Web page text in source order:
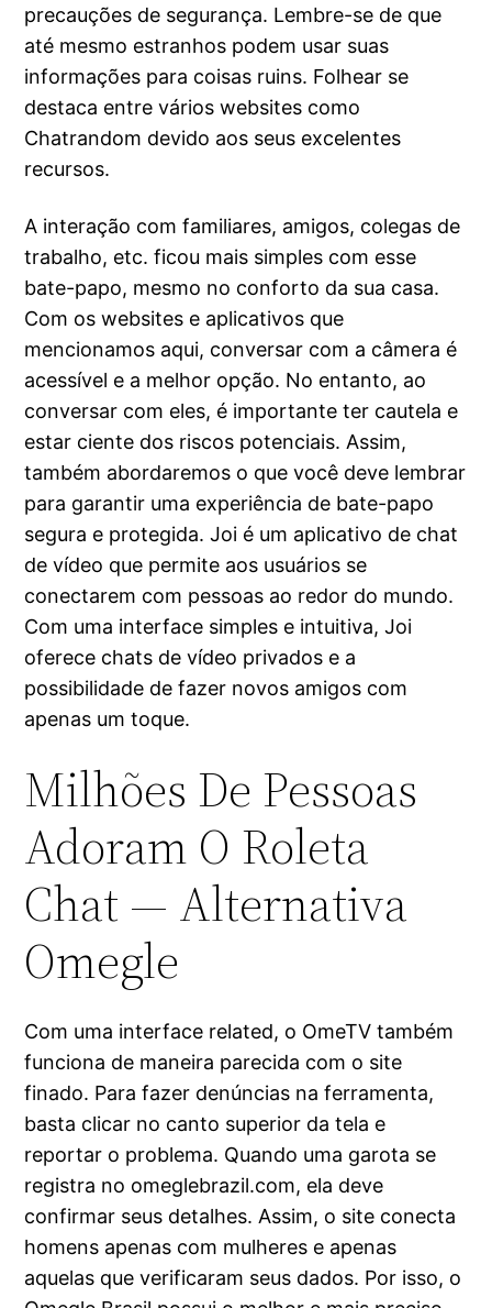
precauções de segurança. Lembre-se de que
até mesmo estranhos podem usar suas
informações para coisas ruins. Folhear se
destaca entre vários websites como
Chatrandom devido aos seus excelentes
recursos.
A interação com familiares, amigos, colegas de
trabalho, etc. ficou mais simples com esse
bate-papo, mesmo no conforto da sua casa.
Com os websites e aplicativos que
mencionamos aqui, conversar com a câmera é
acessível e a melhor opção. No entanto, ao
conversar com eles, é importante ter cautela e
estar ciente dos riscos potenciais. Assim,
também abordaremos o que você deve lembrar
para garantir uma experiência de bate-papo
segura e protegida. Joi é um aplicativo de chat
de vídeo que permite aos usuários se
conectarem com pessoas ao redor do mundo.
Com uma interface simples e intuitiva, Joi
oferece chats de vídeo privados e a
possibilidade de fazer novos amigos com
apenas um toque.
Milhões De Pessoas
Adoram O Roleta
Chat — Alternativa
Omegle
Com uma interface related, o OmeTV também
funciona de maneira parecida com o site
finado. Para fazer denúncias na ferramenta,
basta clicar no canto superior da tela e
reportar o problema. Quando uma garota se
registra no omeglebrazil.com, ela deve
confirmar seus detalhes. Assim, o site conecta
homens apenas com mulheres e apenas
aquelas que verificaram seus dados. Por isso, o